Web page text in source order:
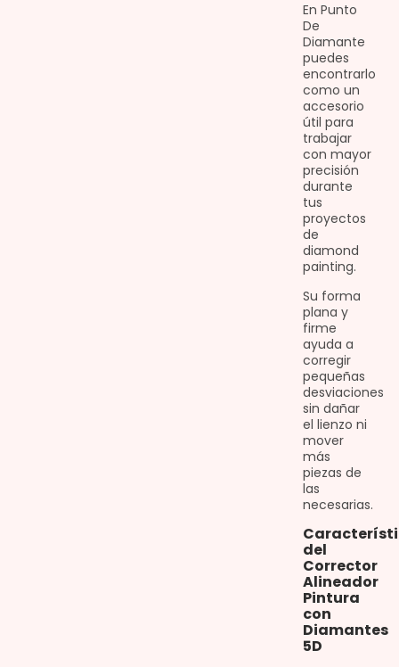
En Punto
De
Diamante
puedes
encontrarlo
como un
accesorio
útil para
trabajar
con mayor
precisión
durante
tus
proyectos
de
diamond
painting.
Su forma
plana y
firme
ayuda a
corregir
pequeñas
desviaciones
sin dañar
el lienzo ni
mover
más
piezas de
las
necesarias.
del
Corrector
Alineador
Pintura
con
Diamantes
5D